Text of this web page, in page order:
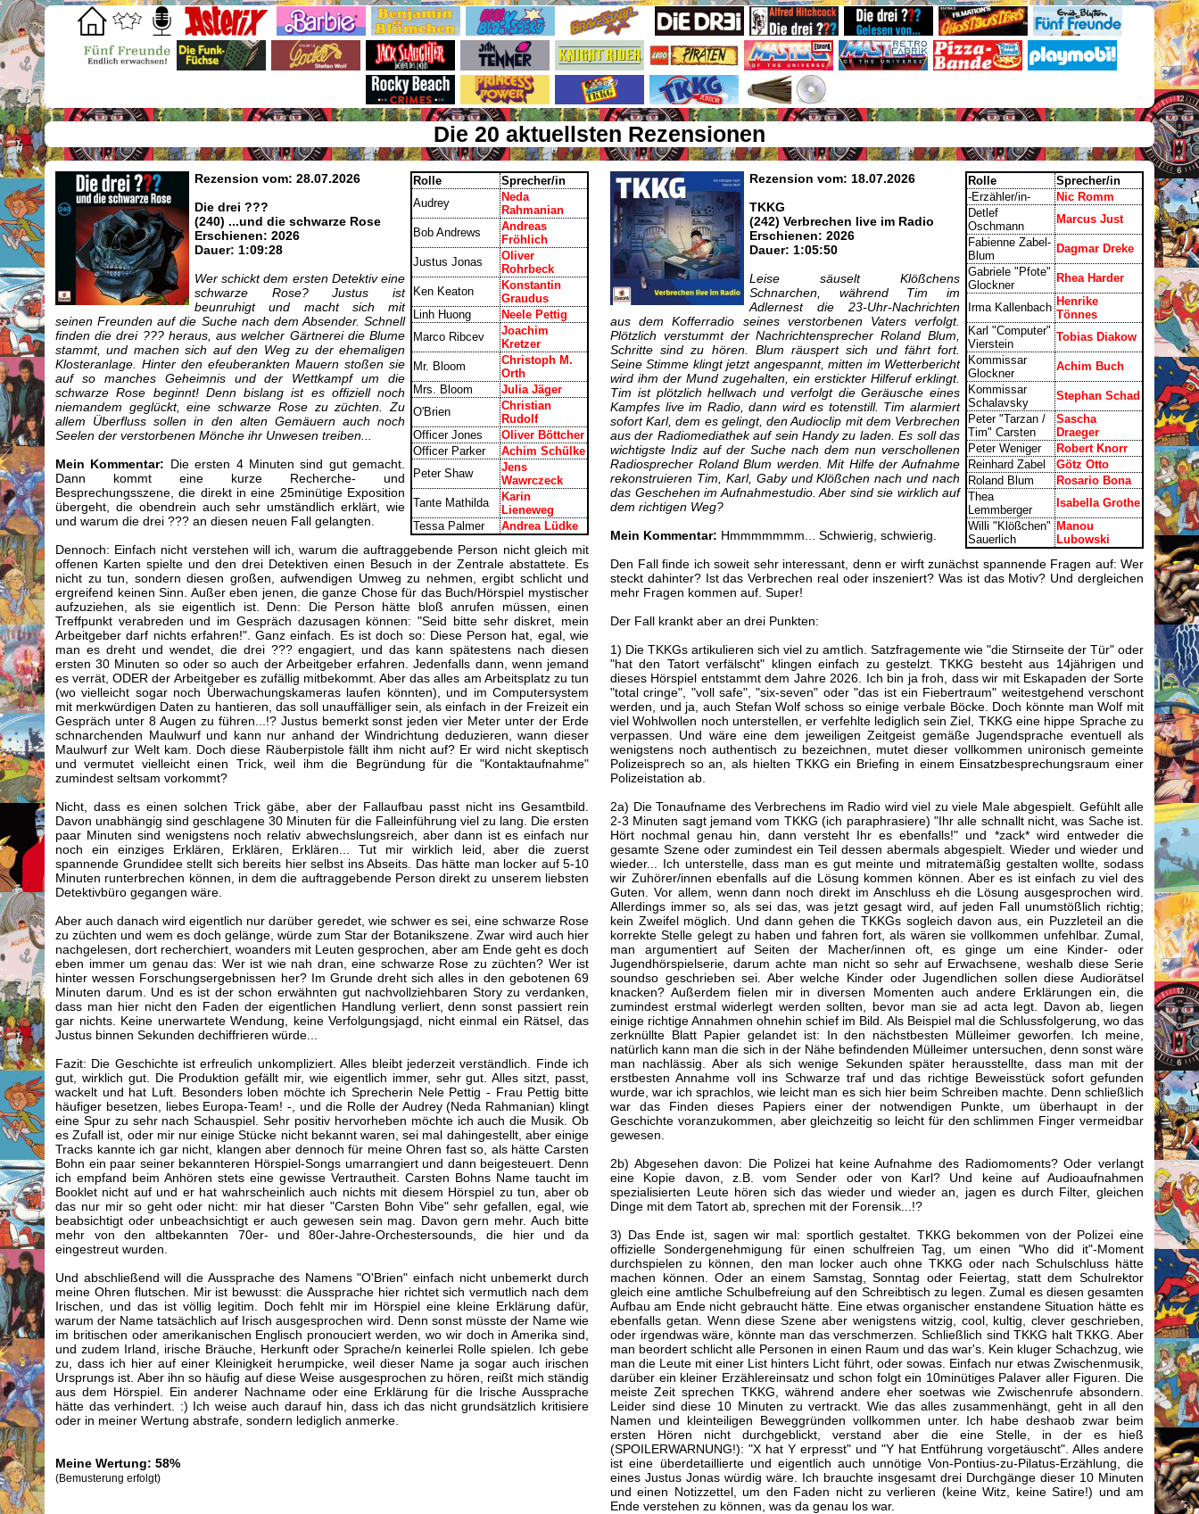
Die 20 aktuellsten Rezensionen
Rolle
Sprecher/in
Audrey
Neda
Rahmanian
Bob Andrews
Andreas
Fröhlich
Justus Jonas
Oliver
Rohrbeck
Ken Keaton
Konstantin
Graudus
Linh Huong
Neele Pettig
Marco Ribcev
Joachim
Kretzer
Mr. Bloom
Christoph M.
Orth
Mrs. Bloom
Julia Jäger
O'Brien
Christian
Rudolf
Officer Jones
Oliver Böttcher
Officer Parker
Achim Schülke
Peter Shaw
Jens
Wawrczeck
Tante Mathilda
Karin
Lieneweg
Tessa Palmer
Andrea Lüdke
Rezension vom: 28.07.2026
Die drei ???
(240) ...und die schwarze Rose
Erschienen: 2026
Dauer: 1:09:28
Wer schickt dem ersten Detektiv eine
schwarze Rose? Justus ist
beunruhigt und macht sich mit
seinen Freunden auf die Suche nach dem Absender. Schnell
finden die drei ??? heraus, aus welcher Gärtnerei die Blume
stammt, und machen sich auf den Weg zu der ehemaligen
Klosteranlage. Hinter den efeuberankten Mauern stoßen sie
auf so manches Geheimnis und der Wettkampf um die
schwarze Rose beginnt! Denn bislang ist es offiziell noch
niemandem geglückt, eine schwarze Rose zu züchten. Zu
allem Überfluss sollen in den alten Gemäuern auch noch
Seelen der verstorbenen Mönche ihr Unwesen treiben...
Mein Kommentar: Die ersten 4 Minuten sind gut gemacht.
Dann kommt eine kurze Recherche- und
Besprechungsszene, die direkt in eine 25minütige Exposition
übergeht, die obendrein auch sehr umständlich erklärt, wie
und warum die drei ??? an diesen neuen Fall gelangten.
Dennoch: Einfach nicht verstehen will ich, warum die auftraggebende Person nicht gleich mit
offenen Karten spielte und den drei Detektiven einen Besuch in der Zentrale abstattete. Es
nicht zu tun, sondern diesen großen, aufwendigen Umweg zu nehmen, ergibt schlicht und
ergreifend keinen Sinn. Außer eben jenen, die ganze Chose für das Buch/Hörspiel mystischer
aufzuziehen, als sie eigentlich ist. Denn: Die Person hätte bloß anrufen müssen, einen
Treffpunkt verabreden und im Gespräch dazusagen können: "Seid bitte sehr diskret, mein
Arbeitgeber darf nichts erfahren!". Ganz einfach. Es ist doch so: Diese Person hat, egal, wie
man es dreht und wendet, die drei ??? engagiert, und das kann spätestens nach diesen
ersten 30 Minuten so oder so auch der Arbeitgeber erfahren. Jedenfalls dann, wenn jemand
es verrät, ODER der Arbeitgeber es zufällig mitbekommt. Aber das alles am Arbeitsplatz zu tun
(wo vielleicht sogar noch Überwachungskameras laufen könnten), und im Computersystem
mit merkwürdigen Daten zu hantieren, das soll unauffälliger sein, als einfach in der Freizeit ein
Gespräch unter 8 Augen zu führen...!? Justus bemerkt sonst jeden vier Meter unter der Erde
schnarchenden Maulwurf und kann nur anhand der Windrichtung deduzieren, wann dieser
Maulwurf zur Welt kam. Doch diese Räuberpistole fällt ihm nicht auf? Er wird nicht skeptisch
und vermutet vielleicht einen Trick, weil ihm die Begründung für die "Kontaktaufnahme"
zumindest seltsam vorkommt?
Nicht, dass es einen solchen Trick gäbe, aber der Fallaufbau passt nicht ins Gesamtbild.
Davon unabhängig sind geschlagene 30 Minuten für die Falleinführung viel zu lang. Die ersten
paar Minuten sind wenigstens noch relativ abwechslungsreich, aber dann ist es einfach nur
noch ein einziges Erklären, Erklären, Erklären... Tut mir wirklich leid, aber die zuerst
spannende Grundidee stellt sich bereits hier selbst ins Abseits. Das hätte man locker auf 5-10
Minuten runterbrechen können, in dem die auftraggebende Person direkt zu unserem liebsten
Detektivbüro gegangen wäre.
Aber auch danach wird eigentlich nur darüber geredet, wie schwer es sei, eine schwarze Rose
zu züchten und wem es doch gelänge, würde zum Star der Botanikszene. Zwar wird auch hier
nachgelesen, dort recherchiert, woanders mit Leuten gesprochen, aber am Ende geht es doch
eben immer um genau das: Wer ist wie nah dran, eine schwarze Rose zu züchten? Wer ist
hinter wessen Forschungsergebnissen her? Im Grunde dreht sich alles in den gebotenen 69
Minuten darum. Und es ist der schon erwähnten gut nachvollziehbaren Story zu verdanken,
dass man hier nicht den Faden der eigentlichen Handlung verliert, denn sonst passiert rein
gar nichts. Keine unerwartete Wendung, keine Verfolgungsjagd, nicht einmal ein Rätsel, das
Justus binnen Sekunden dechiffrieren würde...
Fazit: Die Geschichte ist erfreulich unkompliziert. Alles bleibt jederzeit verständlich. Finde ich
gut, wirklich gut. Die Produktion gefällt mir, wie eigentlich immer, sehr gut. Alles sitzt, passt,
wackelt und hat Luft. Besonders loben möchte ich Sprecherin Nele Pettig - Frau Pettig bitte
häufiger besetzen, liebes Europa-Team! -, und die Rolle der Audrey (Neda Rahmanian) klingt
eine Spur zu sehr nach Schauspiel. Sehr positiv hervorheben möchte ich auch die Musik. Ob
es Zufall ist, oder mir nur einige Stücke nicht bekannt waren, sei mal dahingestellt, aber einige
Tracks kannte ich gar nicht, klangen aber dennoch für meine Ohren fast so, als hätte Carsten
Bohn ein paar seiner bekannteren Hörspiel-Songs umarrangiert und dann beigesteuert. Denn
ich empfand beim Anhören stets eine gewisse Vertrautheit. Carsten Bohns Name taucht im
Booklet nicht auf und er hat wahrscheinlich auch nichts mit diesem Hörspiel zu tun, aber ob
das nur mir so geht oder nicht: mir hat dieser "Carsten Bohn Vibe" sehr gefallen, egal, wie
beabsichtigt oder unbeachsichtigt er auch gewesen sein mag. Davon gern mehr. Auch bitte
mehr von den altbekannten 70er- und 80er-Jahre-Orchestersounds, die hier und da
eingestreut wurden.
Und abschließend will die Aussprache des Namens "O'Brien" einfach nicht unbemerkt durch
meine Ohren flutschen. Mir ist bewusst: die Aussprache hier richtet sich vermutlich nach dem
Irischen, und das ist völlig legitim. Doch fehlt mir im Hörspiel eine kleine Erklärung dafür,
warum der Name tatsächlich auf Irisch ausgesprochen wird. Denn sonst müsste der Name wie
im britischen oder amerikanischen Englisch pronouciert werden, wo wir doch in Amerika sind,
und zudem Irland, irische Bräuche, Herkunft oder Sprache/n keinerlei Rolle spielen. Ich gebe
zu, dass ich hier auf einer Kleinigkeit herumpicke, weil dieser Name ja sogar auch irischen
Ursprungs ist. Aber ihn so häufig auf diese Weise ausgesprochen zu hören, reißt mich ständig
aus dem Hörspiel. Ein anderer Nachname oder eine Erklärung für die Irische Aussprache
hätte das verhindert. :) Ich weise auch darauf hin, dass ich das nicht grundsätzlich kritisiere
oder in meiner Wertung abstrafe, sondern lediglich anmerke.
Meine Wertung: 58%
(Bemusterung erfolgt)
Rolle
Sprecher/in
-Erzähler/in-
Nic Romm
Detlef
Oschmann
Marcus Just
Fabienne Zabel-
Blum
Dagmar Dreke
Gabriele "Pfote"
Glockner
Rhea Harder
Irma Kallenbach Henrike
Tönnes
Karl "Computer"
Vierstein
Tobias Diakow
Kommissar
Glockner
Achim Buch
Kommissar
Schalavsky
Stephan Schad
Peter "Tarzan /
Tim" Carsten
Sascha
Draeger
Peter Weniger
Robert Knorr
Reinhard Zabel
Götz Otto
Roland Blum
Rosario Bona
Thea
Lemmberger
Isabella Grothe
Willi "Klößchen"
Sauerlich
Manou
Lubowski
Rezension vom: 18.07.2026
TKKG
(242) Verbrechen live im Radio
Erschienen: 2026
Dauer: 1:05:50
Leise säuselt Klößchens
Schnarchen, während Tim im
Adlernest die 23-Uhr-Nachrichten
aus dem Kofferradio seines verstorbenen Vaters verfolgt.
Plötzlich verstummt der Nachrichtensprecher Roland Blum,
Schritte sind zu hören. Blum räuspert sich und fährt fort.
Seine Stimme klingt jetzt angespannt, mitten im Wetterbericht
wird ihm der Mund zugehalten, ein erstickter Hilferuf erklingt.
Tim ist plötzlich hellwach und verfolgt die Geräusche eines
Kampfes live im Radio, dann wird es totenstill. Tim alarmiert
sofort Karl, dem es gelingt, den Audioclip mit dem Verbrechen
aus der Radiomediathek auf sein Handy zu laden. Es soll das
wichtigste Indiz auf der Suche nach dem nun verschollenen
Radiosprecher Roland Blum werden. Mit Hilfe der Aufnahme
rekonstruieren Tim, Karl, Gaby und Klößchen nach und nach
das Geschehen im Aufnahmestudio. Aber sind sie wirklich auf
dem richtigen Weg?
Mein Kommentar: Hmmmmmmm... Schwierig, schwierig.
Den Fall finde ich soweit sehr interessant, denn er wirft zunächst spannende Fragen auf: Wer
steckt dahinter? Ist das Verbrechen real oder inszeniert? Was ist das Motiv? Und dergleichen
mehr Fragen kommen auf. Super!
Der Fall krankt aber an drei Punkten:
1) Die TKKGs artikulieren sich viel zu amtlich. Satzfragemente wie "die Stirnseite der Tür" oder
"hat den Tatort verfälscht" klingen einfach zu gestelzt. TKKG besteht aus 14jährigen und
dieses Hörspiel entstammt dem Jahre 2026. Ich bin ja froh, dass wir mit Eskapaden der Sorte
"total cringe", "voll safe", "six-seven" oder "das ist ein Fiebertraum" weitestgehend verschont
werden, und ja, auch Stefan Wolf schoss so einige verbale Böcke. Doch könnte man Wolf mit
viel Wohlwollen noch unterstellen, er verfehlte lediglich sein Ziel, TKKG eine hippe Sprache zu
verpassen. Und wäre eine dem jeweiligen Zeitgeist gemäße Jugendsprache eventuell als
wenigstens noch authentisch zu bezeichnen, mutet dieser vollkommen unironisch gemeinte
Polizeisprech so an, als hielten TKKG ein Briefing in einem Einsatzbesprechungsraum einer
Polizeistation ab.
2a) Die Tonaufname des Verbrechens im Radio wird viel zu viele Male abgespielt. Gefühlt alle
2-3 Minuten sagt jemand vom TKKG (ich paraphrasiere) "Ihr alle schnallt nicht, was Sache ist.
Hört nochmal genau hin, dann versteht Ihr es ebenfalls!" und *zack* wird entweder die
gesamte Szene oder zumindest ein Teil dessen abermals abgespielt. Wieder und wieder und
wieder... Ich unterstelle, dass man es gut meinte und mitratemäßig gestalten wollte, sodass
wir Zuhörer/innen ebenfalls auf die Lösung kommen können. Aber es ist einfach zu viel des
Guten. Vor allem, wenn dann noch direkt im Anschluss eh die Lösung ausgesprochen wird.
Allerdings immer so, als sei das, was jetzt gesagt wird, auf jeden Fall unumstößlich richtig;
kein Zweifel möglich. Und dann gehen die TKKGs sogleich davon aus, ein Puzzleteil an die
korrekte Stelle gelegt zu haben und fahren fort, als wären sie vollkommen unfehlbar. Zumal,
man argumentiert auf Seiten der Macher/innen oft, es ginge um eine Kinder- oder
Jugendhörspielserie, darum achte man nicht so sehr auf Erwachsene, weshalb diese Serie
soundso geschrieben sei. Aber welche Kinder oder Jugendlichen sollen diese Audiorätsel
knacken? Außerdem fielen mir in diversen Momenten auch andere Erklärungen ein, die
zumindest erstmal widerlegt werden sollten, bevor man sie ad acta legt. Davon ab, liegen
einige richtige Annahmen ohnehin schief im Bild. Als Beispiel mal die Schlussfolgerung, wo das
zerknüllte Blatt Papier gelandet ist: In den nächstbesten Mülleimer geworfen. Ich meine,
natürlich kann man die sich in der Nähe befindenden Mülleimer untersuchen, denn sonst wäre
man nachlässig. Aber als sich wenige Sekunden später herausstellte, dass man mit der
erstbesten Annahme voll ins Schwarze traf und das richtige Beweisstück sofort gefunden
wurde, war ich sprachlos, wie leicht man es sich hier beim Schreiben machte. Denn schließlich
war das Finden dieses Papiers einer der notwendigen Punkte, um überhaupt in der
Geschichte voranzukommen, aber gleichzeitig so leicht für den schlimmen Finger vermeidbar
gewesen.
2b) Abgesehen davon: Die Polizei hat keine Aufnahme des Radiomoments? Oder verlangt
eine Kopie davon, z.B. vom Sender oder von Karl? Und keine auf Audioaufnahmen
spezialisierten Leute hören sich das wieder und wieder an, jagen es durch Filter, gleichen
Dinge mit dem Tatort ab, sprechen mit der Forensik...!?
3) Das Ende ist, sagen wir mal: sportlich gestaltet. TKKG bekommen von der Polizei eine
offizielle Sondergenehmigung für einen schulfreien Tag, um einen "Who did it"-Moment
durchspielen zu können, den man locker auch ohne TKKG oder nach Schulschluss hätte
machen können. Oder an einem Samstag, Sonntag oder Feiertag, statt dem Schulrektor
gleich eine amtliche Schulbefreiung auf den Schreibtisch zu legen. Zumal es diesen gesamten
Aufbau am Ende nicht gebraucht hätte. Eine etwas organischer enstandene Situation hätte es
ebenfalls getan. Wenn diese Szene aber wenigstens witzig, cool, kultig, clever geschrieben,
oder irgendwas wäre, könnte man das verschmerzen. Schließlich sind TKKG halt TKKG. Aber
man beordert schlicht alle Personen in einen Raum und das war's. Kein kluger Schachzug, wie
man die Leute mit einer List hinters Licht führt, oder sowas. Einfach nur etwas Zwischenmusik,
darüber ein kleiner Erzählereinsatz und schon folgt ein 10minütiges Palaver aller Figuren. Die
meiste Zeit sprechen TKKG, während andere eher soetwas wie Zwischenrufe absondern.
Leider sind diese 10 Minuten zu vertrackt. Wie das alles zusammenhängt, geht in all den
Namen und kleinteiligen Beweggründen vollkommen unter. Ich habe deshaob zwar beim
ersten Hören nicht durchgeblickt, verstand aber die eine Stelle, in der es hieß
(SPOILERWARNUNG!): "X hat Y erpresst" und "Y hat Entführung vorgetäuscht". Alles andere
ist eine überdetaillierte und eigentlich auch unnötige Von-Pontius-zu-Pilatus-Erzählung, die
eines Justus Jonas würdig wäre. Ich brauchte insgesamt drei Durchgänge dieser 10 Minuten
und einen Notizzettel, um den Faden nicht zu verlieren (keine Witz, keine Satire!) und am
Ende verstehen zu können, was da genau los war.